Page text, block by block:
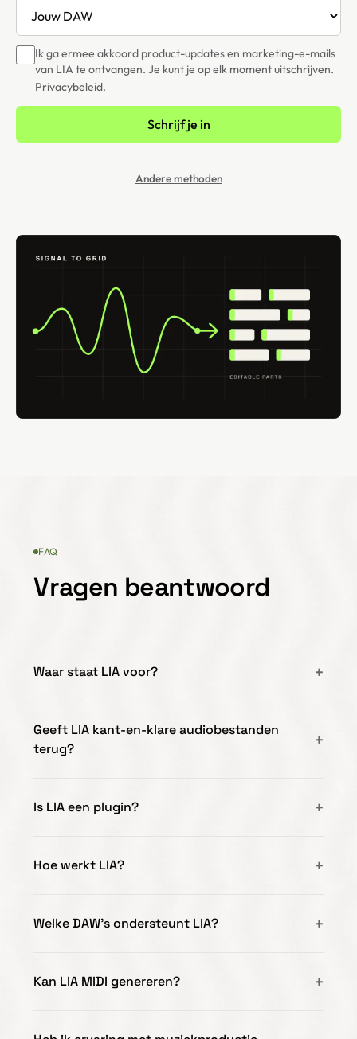
Ik ga ermee akkoord product-updates en marketing-e-mails
van LIA te ontvangen. Je kunt je op elk moment uitschrijven.
Privacybeleid.
Schrijf je in
Andere methoden
FAQ
Vragen beantwoord
Waar staat LIA voor?
Geeft LIA kant-en-klare audiobestanden
terug?
Is LIA een plugin?
Hoe werkt LIA?
Welke DAW's ondersteunt LIA?
Kan LIA MIDI genereren?